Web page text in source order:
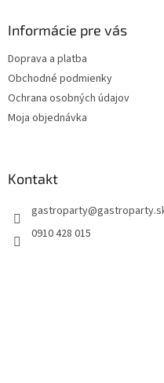
Informácie pre vás
Doprava a platba
Obchodné podmienky
Ochrana osobných údajov
Moja objednávka
Kontakt
gastroparty@
0910 428 015